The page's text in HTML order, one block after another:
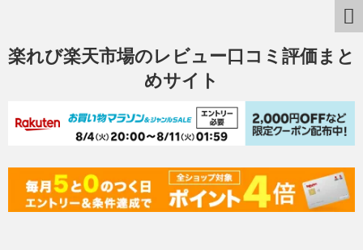
楽れび楽天市場のレビュー口コミ評価まと
めサイト